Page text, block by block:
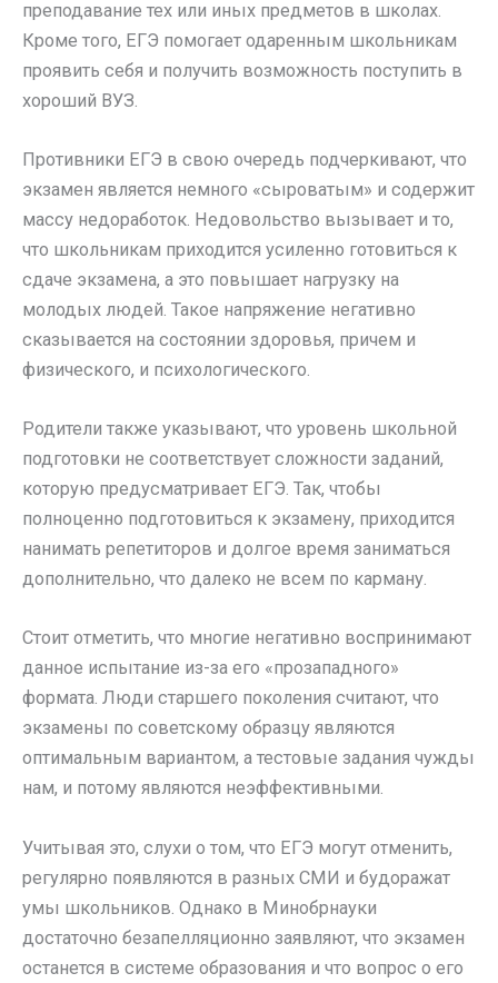
преподавание тех или иных предметов в школах.
Кроме того, ЕГЭ помогает одаренным школьникам
проявить себя и получить возможность поступить в
хороший ВУЗ.
Противники ЕГЭ в свою очередь подчеркивают, что
экзамен является немного «сыроватым» и содержит
массу недоработок. Недовольство вызывает и то,
что школьникам приходится усиленно готовиться к
сдаче экзамена, а это повышает нагрузку на
молодых людей. Такое напряжение негативно
сказывается на состоянии здоровья, причем и
физического, и психологического.
Родители также указывают, что уровень школьной
подготовки не соответствует сложности заданий,
которую предусматривает ЕГЭ. Так, чтобы
полноценно подготовиться к экзамену, приходится
нанимать репетиторов и долгое время заниматься
дополнительно, что далеко не всем по карману.
Стоит отметить, что многие негативно воспринимают
данное испытание из-за его «прозападного»
формата. Люди старшего поколения считают, что
экзамены по советскому образцу являются
оптимальным вариантом, а тестовые задания чужды
нам, и потому являются неэффективными.
Учитывая это, слухи о том, что ЕГЭ могут отменить,
регулярно появляются в разных СМИ и будоражат
умы школьников. Однако в Минобрнауки
достаточно безапелляционно заявляют, что экзамен
останется в системе образования и что вопрос о его